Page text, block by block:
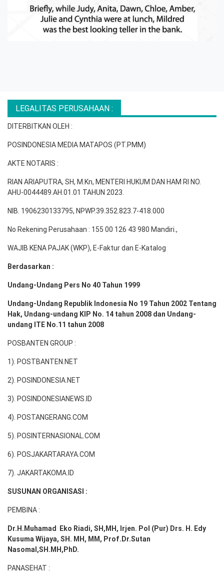
LEGALITAS PERUSAHAAN :
DITERBITKAN OLEH :
POSINDONESIA MEDIA MATAPOS (PT.PMM)
AKTE NOTARIS :
RIAN ARIAPUTRA, SH, M.Kn, MENTERI HUKUM DAN HAM RI NO.
AHU-0044489.AH.01.01 TAHUN 2023.
NIB. 1906230133795, NPWP.39.352.823.7-418.000
No Rekening Perusahaan : 155 00 126 43 980 Mandiri.,
WAJIB KENA PAJAK (WKP), E-Faktur dan E-Katalog
Berdasarkan :
Undang-Undang Pers No 40 Tahun 1999
Undang-Undang Republik Indonesia No 19 Tahun 2002 Tentang
Hak, Undang-undang KIP No. 14 tahun 2008 dan Undang-
undang ITE No.11 tahun 2008
POSBANTEN GROUP :
1). POSTBANTEN.NET
2). POSINDONESIA.NET
3). POSINDONESIANEWS.ID
4). POSTANGERANG.COM
5). POSINTERNASIONAL.COM
6). POSJAKARTARAYA.COM
7). JAKARTAKOMA.ID
SUSUNAN ORGANISASI :
PEMBINA :
Dr.H.Muhamad Eko Riadi, SH,MH , Irjen. Pol (Pur) Drs. H. Edy
Kusuma Wijaya, SH. MH, MM, Prof. Dr.Sutan
Nasomal,SH.MH,PhD.
PANASEHAT :